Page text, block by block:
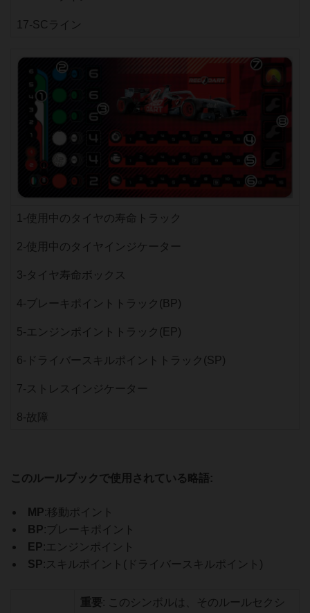
17-SCライン
1-使用中のタイヤの寿命トラック
2-使用中のタイヤインジケーター
3-タイヤ寿命ボックス
4-ブレーキポイントトラック(BP)
5-エンジンポイントトラック(EP)
6-ドライバースキルポイントトラック(SP)
7-ストレスインジケーター
8-故障
このルールブックで使用されている略語:
MP:移動ポイント
BP:ブレーキポイント
EP:エンジンポイント
SP:スキルポイント(ドライバースキルポイント)
重要: このシンボルは、そのルールセクシ